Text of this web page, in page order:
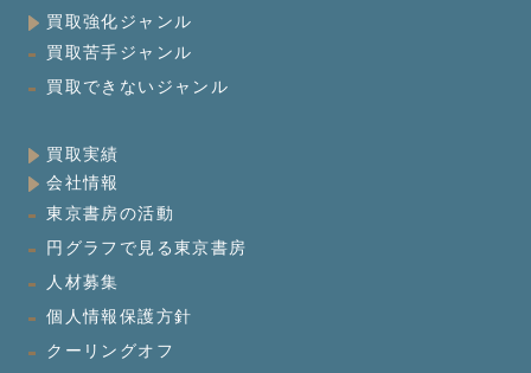
買取強化ジャンル
買取苦手ジャンル
買取できないジャンル
買取実績
会社情報
東京書房の活動
円グラフで見る東京書房
人材募集
個人情報保護方針
クーリングオフ